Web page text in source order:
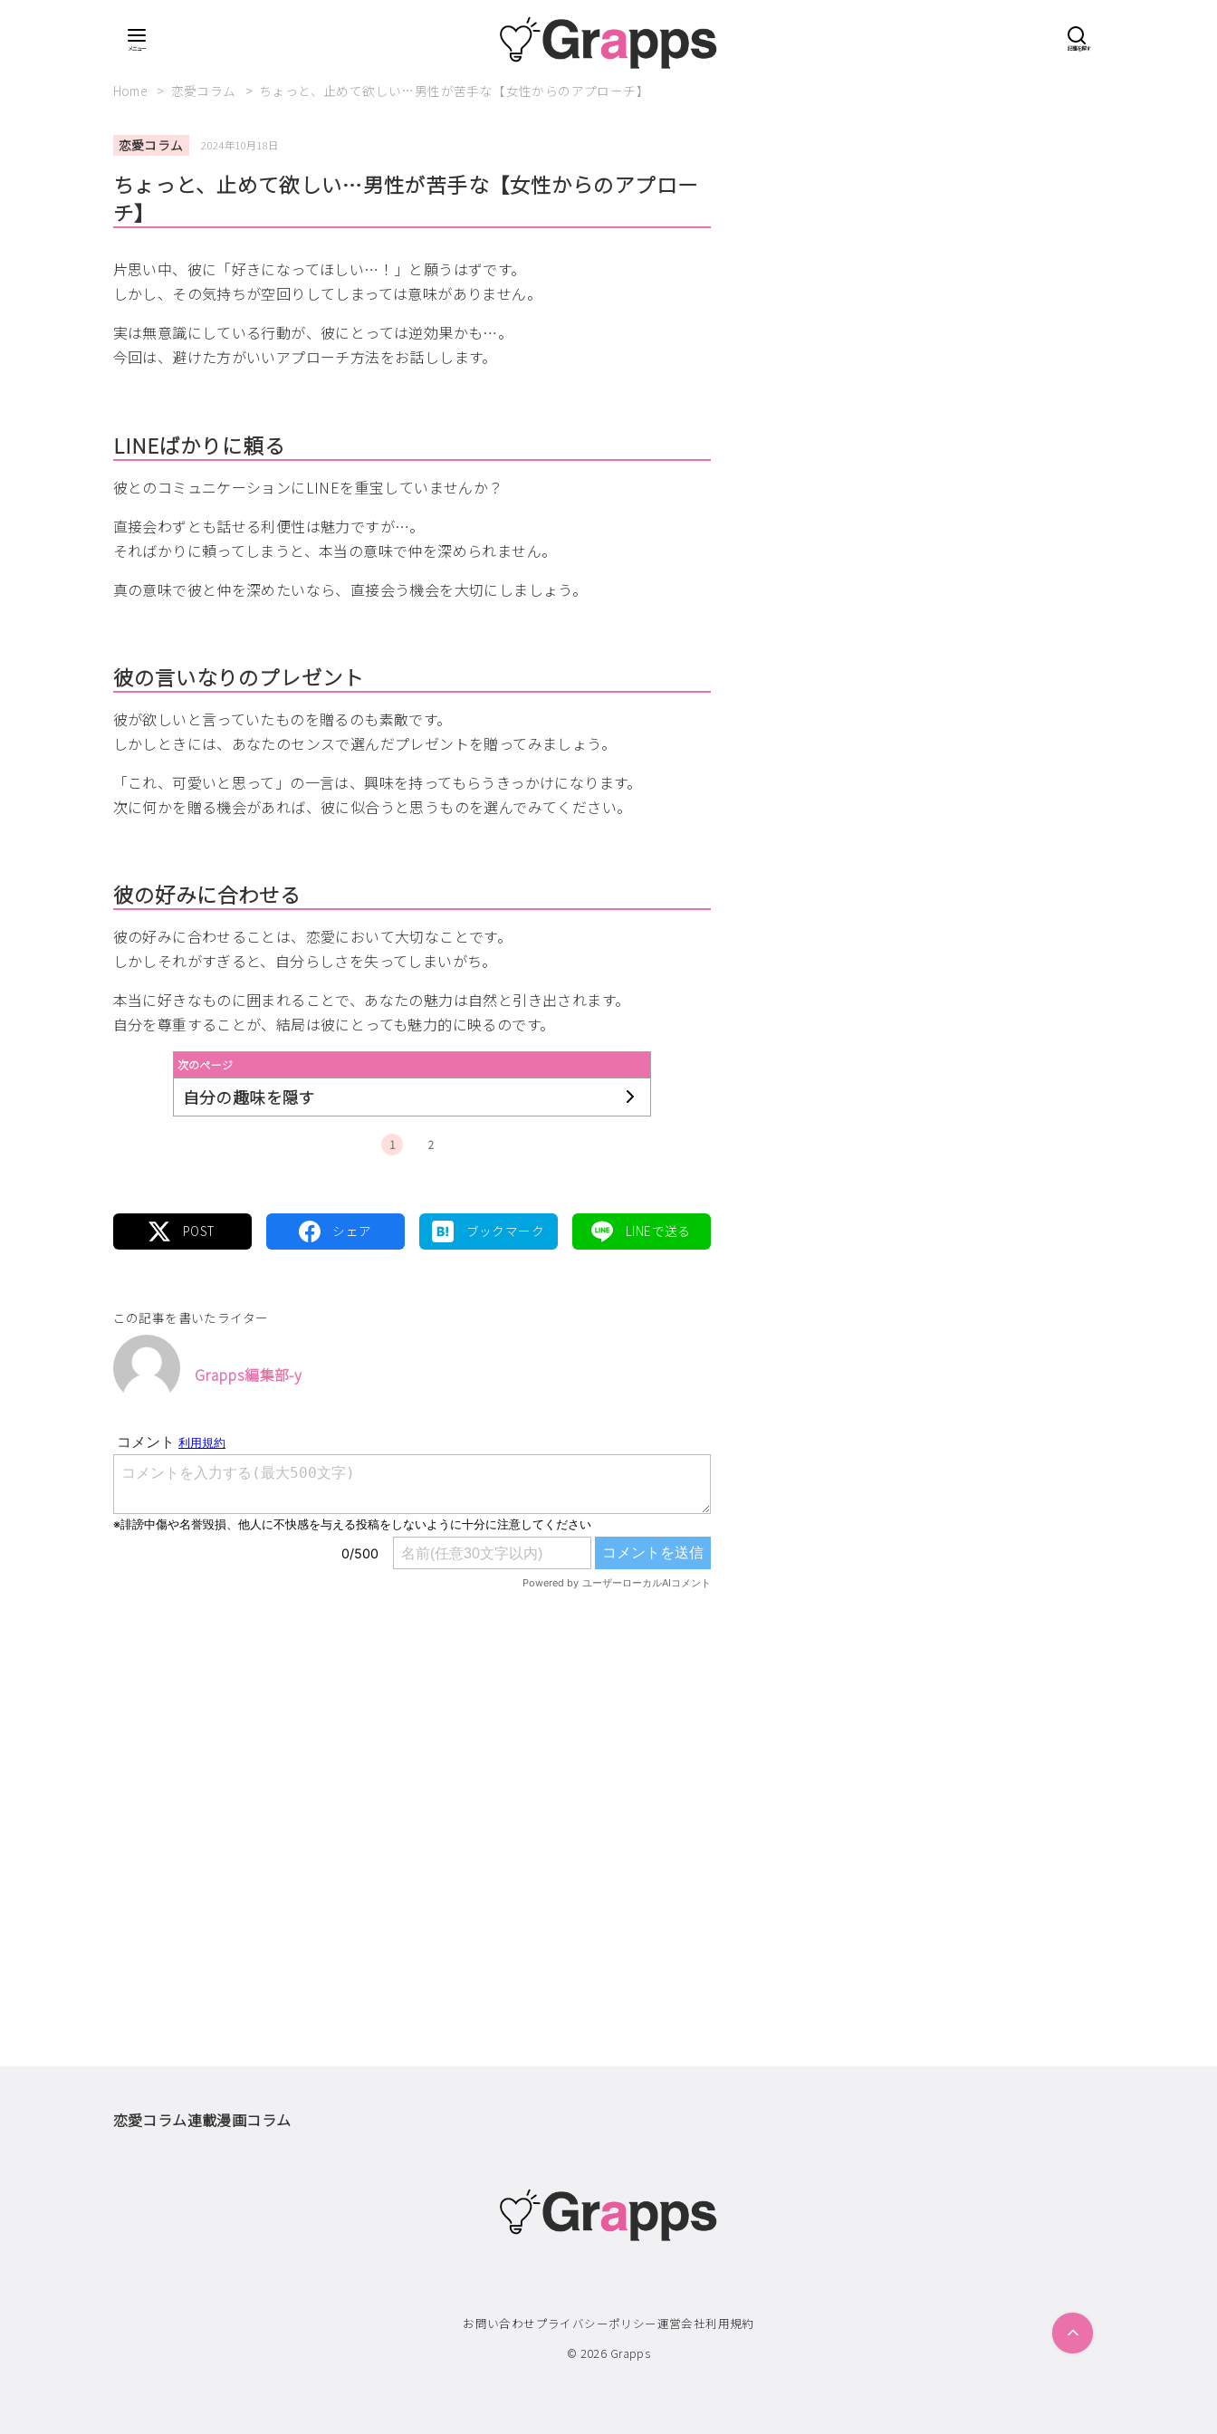
Home 恋愛コラム ちょっと、止めて欲しい…男性が苦手な【女性からのアプローチ】
恋愛コラム 2024年10月18日
ちょっと、止めて欲しい…男性が苦手な【女性からのアプロー
チ】
片思い中、彼に「好きになってほしい…！」と願うはずです。
しかし、その気持ちが空回りしてしまっては意味がありません。
実は無意識にしている行動が、彼にとっては逆効果かも…。
今回は、避けた方がいいアプローチ方法をお話しします。
LINEばかりに頼る
彼とのコミュニケーションにLINEを重宝していませんか？
直接会わずとも話せる利便性は魅力ですが…。
そればかりに頼ってしまうと、本当の意味で仲を深められません。
真の意味で彼と仲を深めたいなら、直接会う機会を大切にしましょう。
彼の言いなりのプレゼント
彼が欲しいと言っていたものを贈るのも素敵です。
しかしときには、あなたのセンスで選んだプレゼントを贈ってみましょう。
「これ、可愛いと思って」の一言は、興味を持ってもらうきっかけになります。
次に何かを贈る機会があれば、彼に似合うと思うものを選んでみてください。
彼の好みに合わせる
彼の好みに合わせることは、恋愛において大切なことです。
しかしそれがすぎると、自分らしさを失ってしまいがち。
本当に好きなものに囲まれることで、あなたの魅力は自然と引き出されます。
自分を尊重することが、結局は彼にとっても魅力的に映るのです。
次のページ
自分の趣味を隠す
1 2
この記事を書いたライター
Grapps編集部-y
恋愛コラム連載漫画コラム
お問い合わせプライバシーポリシー運営会社利用規約
© 2026 Grapps